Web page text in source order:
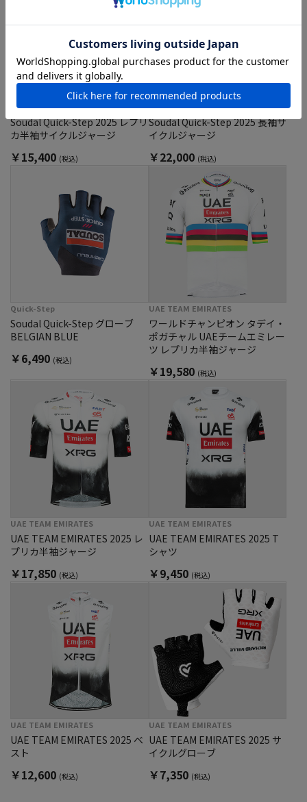
Quick-Step
Soudal Quick-Step 2025 レプリ
カ半袖サイクルジャージ
￥15,400 (税込)
Quick-Step
Soudal Quick-Step 2025 長袖サ
イクルジャージ
￥22,000 (税込)
Quick-Step
Soudal Quick-Step グローブ
BELGIAN BLUE
￥6,490 (税込)
UAE TEAM EMIRATES
ワールドチャンピオン タデイ・
ポガチャル UAEチームエミレー
ツ レプリカ半袖ジャージ
￥19,580 (税込)
UAE TEAM EMIRATES
UAE TEAM EMIRATES 2025 レ
プリカ半袖ジャージ
￥17,850 (税込)
UAE TEAM EMIRATES
UAE TEAM EMIRATES 2025 T
シャツ
￥9,450 (税込)
UAE TEAM EMIRATES
UAE TEAM EMIRATES 2025 ベ
スト
￥12,600 (税込)
UAE TEAM EMIRATES
UAE TEAM EMIRATES 2025 サ
イクルグローブ
￥7,350 (税込)